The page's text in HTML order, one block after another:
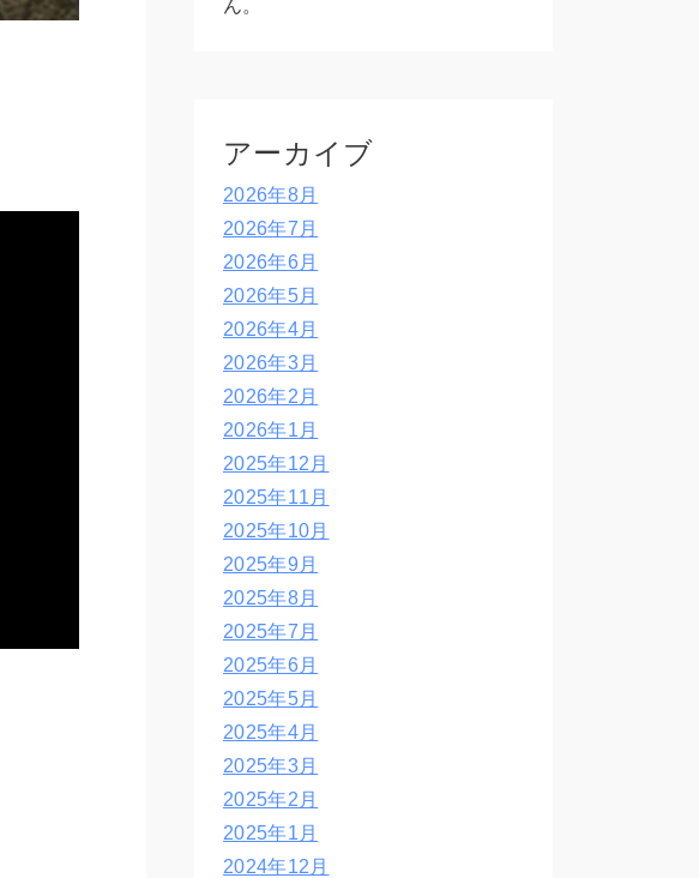
ん。
アーカイブ
2026年8月
2026年7月
2026年6月
2026年5月
2026年4月
2026年3月
2026年2月
2026年1月
2025年12月
2025年11月
2025年10月
2025年9月
2025年8月
2025年7月
2025年6月
2025年5月
2025年4月
2025年3月
2025年2月
2025年1月
2024年12月